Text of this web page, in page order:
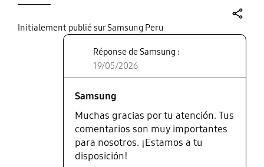
Initialement publié sur Samsung Peru
Réponse de Samsung :
19/05/2026
Samsung
Muchas gracias por tu atención. Tus
comentarios son muy importantes
para nosotros. ¡Estamos a tu
disposición!